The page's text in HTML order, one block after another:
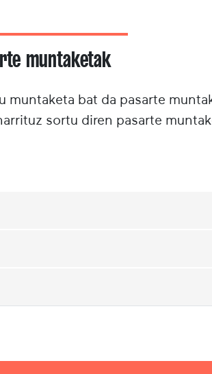
muntaketak
bat da pasarte
sortu diren pasarte